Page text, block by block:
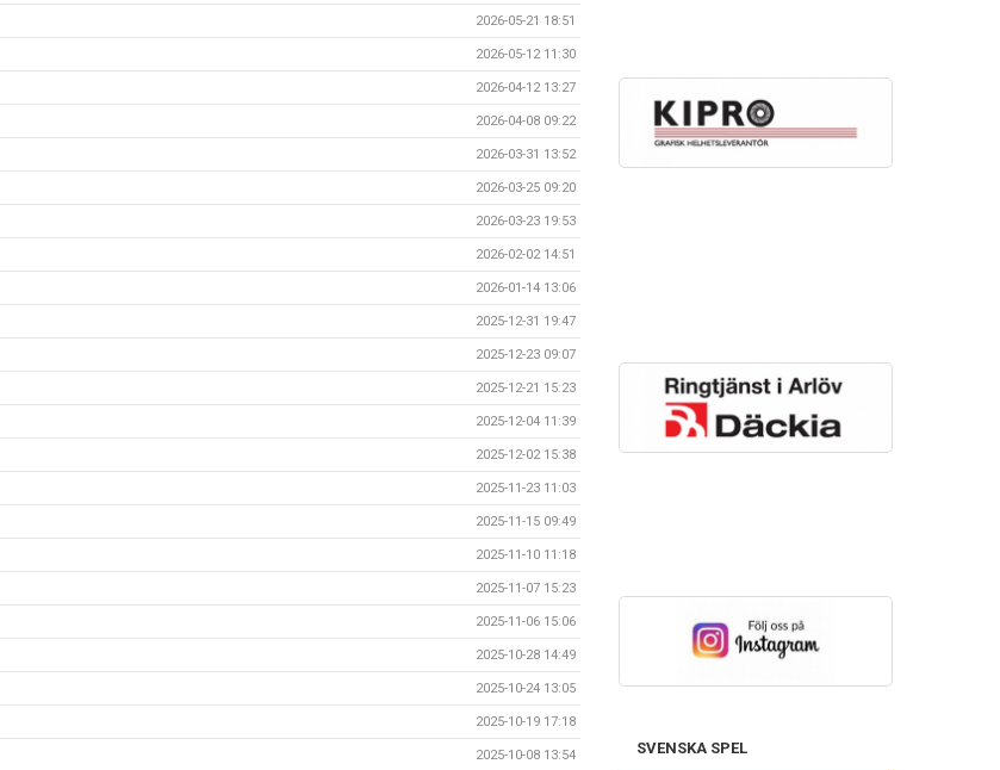
2026-05-21 18:51
2026-05-12 11:30
2026-04-12 13:27
2026-04-08 09:22
2026-03-31 13:52
2026-03-25 09:20
2026-03-23 19:53
2026-02-02 14:51
2026-01-14 13:06
2025-12-31 19:47
2025-12-23 09:07
2025-12-21 15:23
2025-12-04 11:39
2025-12-02 15:38
2025-11-23 11:03
2025-11-15 09:49
2025-11-10 11:18
2025-11-07 15:23
2025-11-06 15:06
2025-10-28 14:49
2025-10-24 13:05
2025-10-19 17:18
2025-10-08 13:54 SVENSKA SPEL